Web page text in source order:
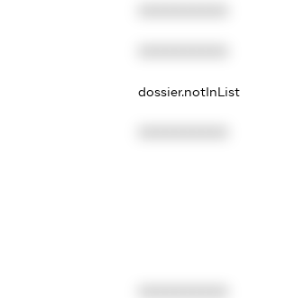
dossier.notInList